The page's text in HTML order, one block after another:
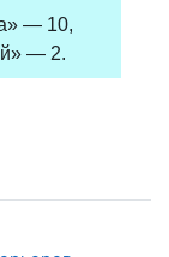
— 10,
— 2.